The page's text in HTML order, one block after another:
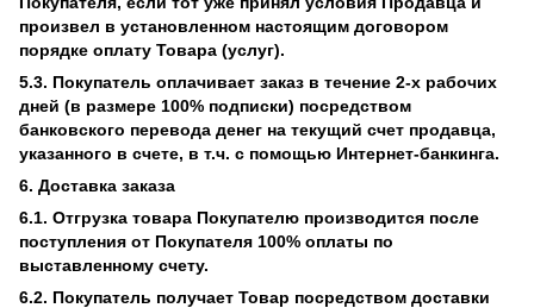
произвел в установленном настоящим договором
порядке оплату Товара (услуг).
5.3. Покупатель оплачивает заказ в течение 2-х рабочих
дней (в размере 100% подписки) посредством
банковского перевода денег на текущий счет продавца,
указанного в счете, в т.ч. с помощью Интернет-банкинга.
6. Доставка заказа
6.1. Отгрузка товара Покупателю производится после
поступления от Покупателя 100% оплаты по
выставленному счету.
6.2. Покупатель получает Товар посредством доставки